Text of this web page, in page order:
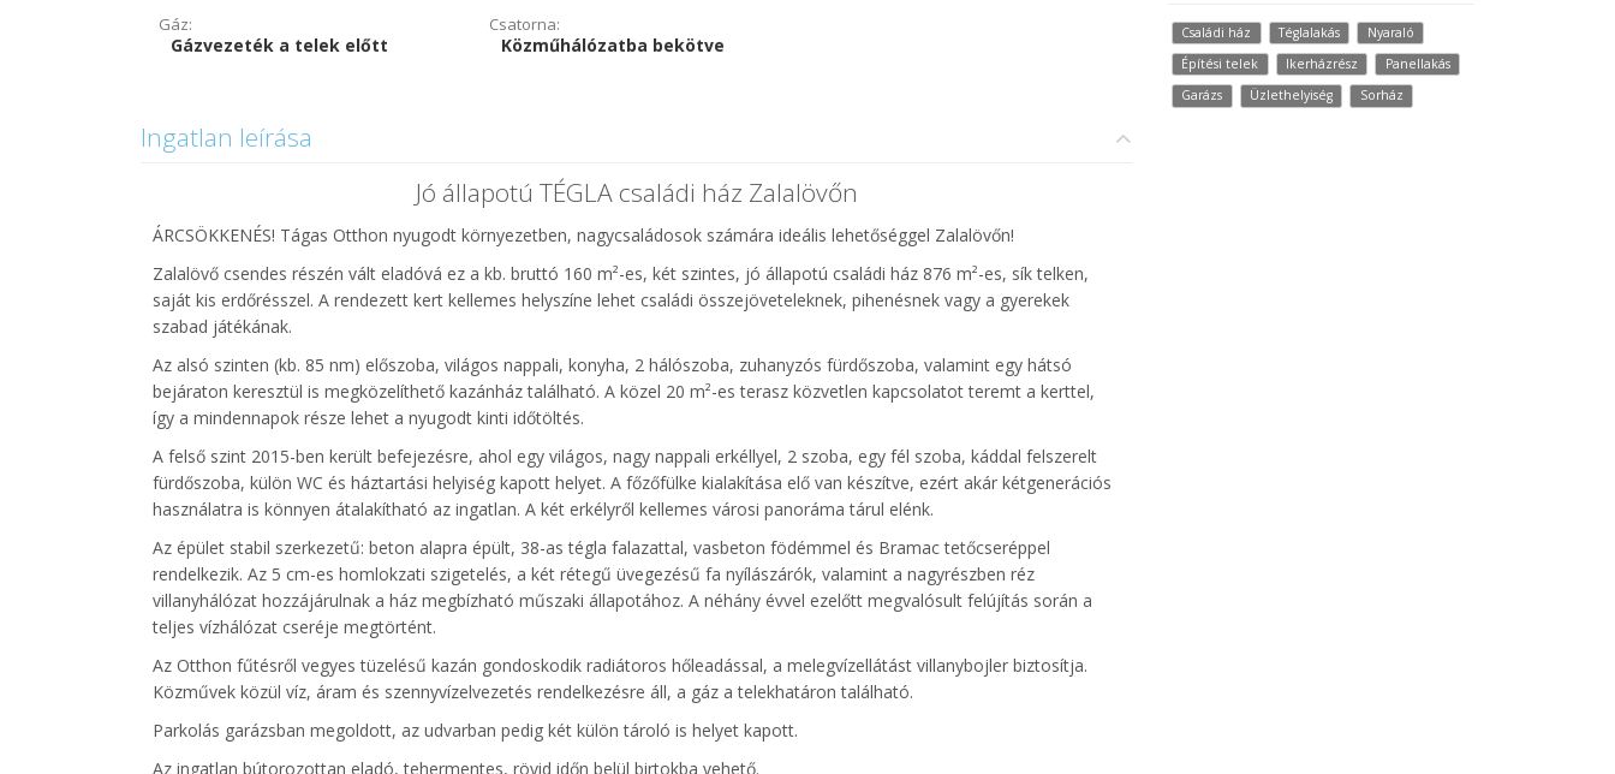
Gáz:
Gázvezeték a telek előtt
Csatorna:
Közműhálózatba bekötve
Ingatlan leírása
Jó állapotú TÉGLA családi ház Zalalövőn
ÁRCSÖKKENÉS! Tágas Otthon nyugodt környezetben, nagycsaládosok számára ideális lehetőséggel Zalalövőn!
Zalalövő csendes részén vált eladóvá ez a kb. bruttó 160 m²-es, két szintes, jó állapotú családi ház 876 m²-es, sík telken,
saját kis erdőrésszel. A rendezett kert kellemes helyszíne lehet családi összejöveteleknek, pihenésnek vagy a gyerekek
szabad játékának.
Az alsó szinten (kb. 85 nm) előszoba, világos nappali, konyha, 2 hálószoba, zuhanyzós fürdőszoba, valamint egy hátsó
bejáraton keresztül is megközelíthető kazánház található. A közel 20 m²-es terasz közvetlen kapcsolatot teremt a kerttel,
így a mindennapok része lehet a nyugodt kinti időtöltés.
A felső szint 2015-ben került befejezésre, ahol egy világos, nagy nappali erkéllyel, 2 szoba, egy fél szoba, káddal felszerelt
fürdőszoba, külön WC és háztartási helyiség kapott helyet. A főzőfülke kialakítása elő van készítve, ezért akár kétgenerációs
használatra is könnyen átalakítható az ingatlan. A két erkélyről kellemes városi panoráma tárul elénk.
Az épület stabil szerkezetű: beton alapra épült, 38-as tégla falazattal, vasbeton födémmel és Bramac tetőcseréppel
rendelkezik. Az 5 cm-es homlokzati szigetelés, a két rétegű üvegezésű fa nyílászárók, valamint a nagyrészben réz
villanyhálózat hozzájárulnak a ház megbízható műszaki állapotához. A néhány évvel ezelőtt megvalósult felújítás során a
teljes vízhálózat cseréje megtörtént.
Az Otthon fűtésről vegyes tüzelésű kazán gondoskodik radiátoros hőleadással, a melegvízellátást villanybojler biztosítja.
Közművek közül víz, áram és szennyvízelvezetés rendelkezésre áll, a gáz a telekhatáron található.
Parkolás garázsban megoldott, az udvarban pedig két külön tároló is helyet kapott.
Az ingatlan bútorozottan eladó, tehermentes, rövid időn belül birtokba vehető.
Családi ház Téglalakás
Nyaraló
Építési telek
Ikerházrész
Panellakás
Garázs
Üzlethelyiség Sorház